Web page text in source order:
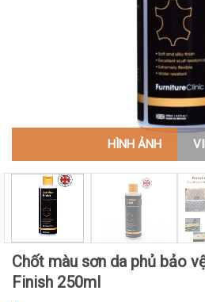
HÌNH ẢNH
Chốt màu sơn da phủ bảo
Finish 250ml